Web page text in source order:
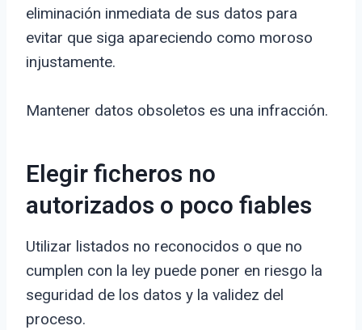
eliminación inmediata de sus datos para
evitar que siga apareciendo como moroso
injustamente.
Mantener datos obsoletos es una infracción.
Elegir ficheros no
autorizados o poco fiables
Utilizar listados no reconocidos o que no
cumplen con la ley puede poner en riesgo la
seguridad de los datos y la validez del
proceso.